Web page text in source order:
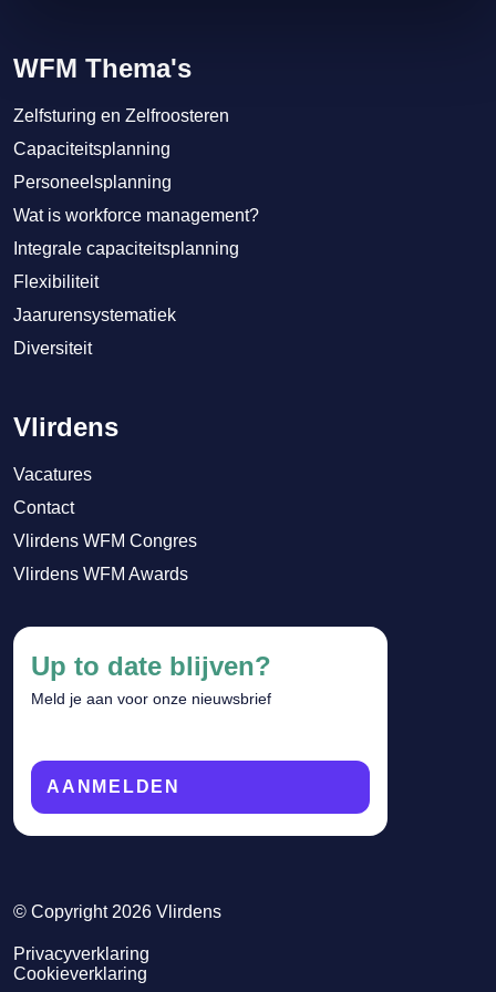
WFM Thema's
Zelfsturing en Zelfroosteren
Capaciteitsplanning
Personeelsplanning
Wat is workforce management?
Integrale capaciteitsplanning
Flexibiliteit
Jaarurensystematiek
Diversiteit
Vlirdens
Vacatures
Contact
Vlirdens WFM Congres
Vlirdens WFM Awards
Up to date blijven?
Meld je aan voor onze nieuwsbrief
AANMELDEN
© Copyright 2026 Vlirdens
Privacyverklaring
Cookieverklaring